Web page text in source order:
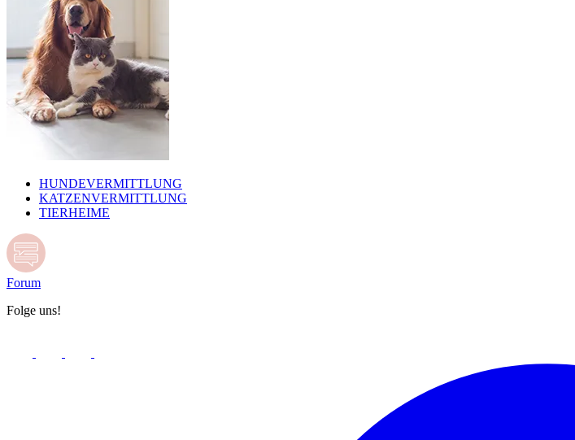
HUNDEVERMITTLUNG
KATZENVERMITTLUNG
TIERHEIME
Forum
Folge uns!